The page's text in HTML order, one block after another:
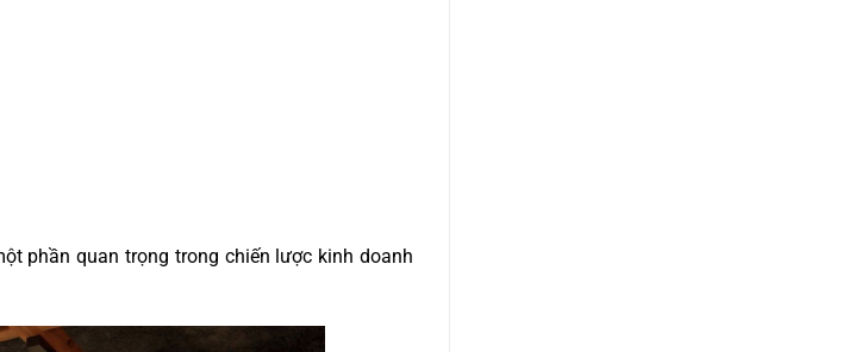
phần quan trọng trong chiến lược kinh doanh